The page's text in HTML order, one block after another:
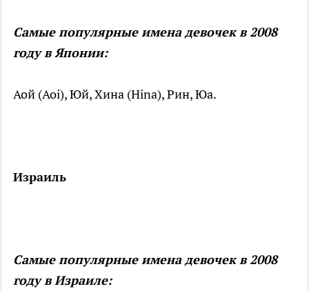
Самые популярные имена девочек в 2008
году в Японии:
Аой (Aoi), Юй, Хина (Hina), Рин, Юа.
Израиль
Самые популярные имена девочек в 2008
году в Израиле: